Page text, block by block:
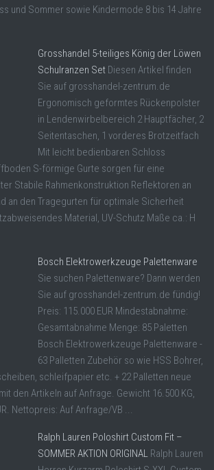
und Sommer sowie Kindermode 8 bis 14 Jahre
Grosshandel 5-teiliges König der Löwen
Schulranzen Set Diesen Artikel finden
Sie auf grosshandel-zentrum.de
Ergonomisch geformtes Rückenpolster
in Lendenwirbelbereich 2 Hauptfächer, 2
Seitentaschen, 1 vorderes Brotzeitfach
Mit leicht bedienbaren Schloss
S-förmige Gurte sorgen für eine
Stabile Rahmenkonstruktion Reflektoren an
an den Tragegurten für optimale Sicherheit
Material, UV-Schutz Maße ca.: H
Bosch Elektrowerkzeuge Palettenware
Sie suchen Palettenware? Dann werden
Sie auf grosshandel-zentrum.de fündig!
Preis: 115.000 EUR Mindestabnahme:
Gesamtabnahme Menge: 85 Paletten
Bosch Elektrowerkzeuge Palettenware -
63 Palletten Zubehör so wie HSS Bohrer,
schleifpapier etc. + 22 Palletten neue
den Artikeln auf Anfrage. Gewicht 16.500 KG,
Nettopreis: Auf Anfrage/VB ...
Ralph Lauren Poloshirt Custom Fit –
SOMMER AKTION ORIGINAL Ralph Lauren